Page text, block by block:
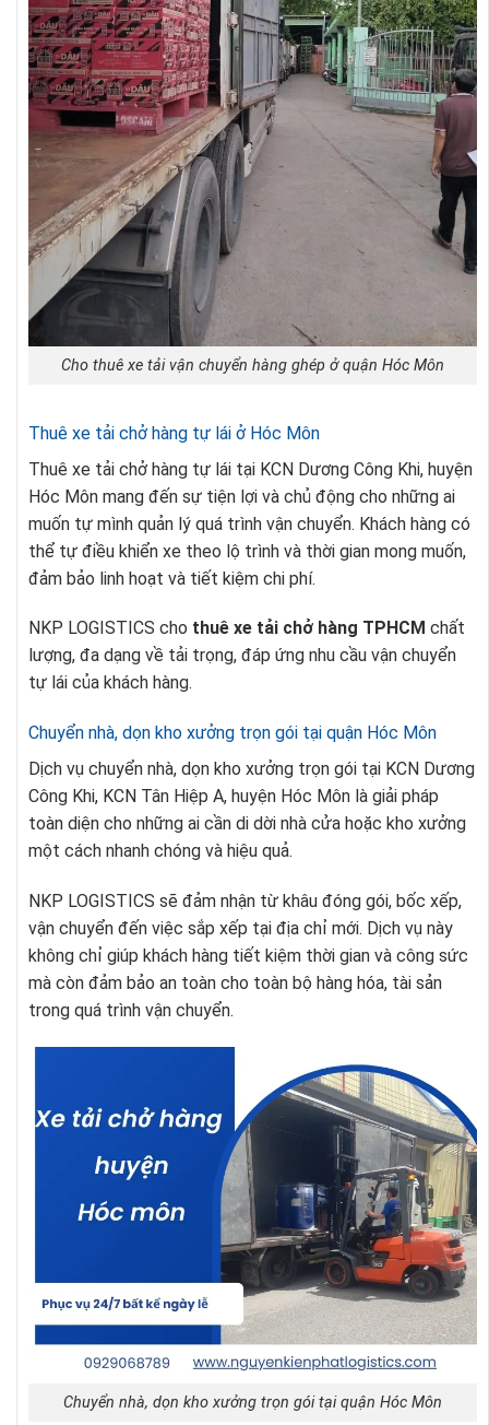
Cho thuê xe tải vận chuyển hàng ghép ở quận Hóc Môn
Thuê xe tải chở hàng tự lái ở Hóc Môn
Thuê xe tải chở hàng tự lái tại KCN Dương Công Khi, huyện
Hóc Môn mang đến sự tiện lợi và chủ động cho những ai
muốn tự mình quản lý quá trình vận chuyển. Khách hàng có
thể tự điều khiển xe theo lộ trình và thời gian mong muốn,
đảm bảo linh hoạt và tiết kiệm chi phí.
NKP LOGISTICS cho thuê xe tải chở hàng TPHCM chất
lượng, đa dạng về tải trọng, đáp ứng nhu cầu vận chuyển
tự lái của khách hàng.
Chuyển nhà, dọn kho xưởng trọn gói tại quận Hóc Môn
Dịch vụ chuyển nhà, dọn kho xưởng trọn gói tại KCN Dương
Công Khi, KCN Tân Hiệp A, huyện Hóc Môn là giải pháp
toàn diện cho những ai cần di dời nhà cửa hoặc kho xưởng
một cách nhanh chóng và hiệu quả.
NKP LOGISTICS sẽ đảm nhận từ khâu đóng gói, bốc xếp,
vận chuyển đến việc sắp xếp tại địa chỉ mới. Dịch vụ này
không chỉ giúp khách hàng tiết kiệm thời gian và công sức
mà còn đảm bảo an toàn cho toàn bộ hàng hóa, tài sản
trong quá trình vận chuyển.
Chuyển nhà, dọn kho xưởng trọn gói tại quận Hóc Môn